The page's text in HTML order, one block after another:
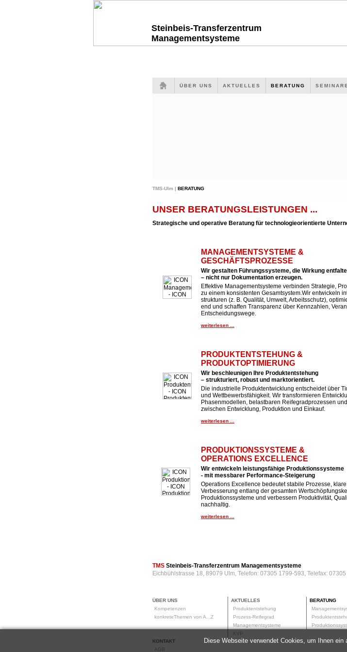
Steinbeis-Transferzentrum
Managementsysteme
ÜBER UNS AKTUELLES BERATUNG
TMS-Ulm | BERATUNG
UNSER BERATUNGSLEISTUNGEN ...
Strategische und operative Beratung für technologieorientierte
MANAGEMENTSYSTEME &
GESCHÄFTSPROZESSE
Wir gestalten Führungssysteme, die Wirkung
– nicht nur Dokumentation erzeugen.
Effektive Managementsysteme verbinden Strategie,
zu einem konsistenten Gesamtsystem.Wir entwickeln
strukturen (z. B. Qualität, Umwelt, Arbeitsschutz),
end und schaffen Transparenz über Kennzahlen,
Entscheidungswege.
weiterlesen ...
PRODUKTENTSTEHUNG &
PRODUKTOPTIMIERUNG
Wir beschleunigen Ihre Produktentstehung
– strukturiert, robust und marktorientiert.
Die industrielle Produktentwicklung entscheidet über
und Wettbewerbsfähigkeit. Wir transformieren
Phasenmodellen, belastbaren Reifegradprozessen
zwischen Entwicklung, Produktion und Einkauf.
weiterlesen ...
PRODUKTIONSSYSTEME &
OPERATIONS EXCELLENCE
Wir entwickeln leistungsfähige Produktionssysteme
- mit messbarer Performance-Steigerung
Operations Excellence bedeutet stabile Prozesse,
Verbesserung entlang der gesamten
Produktionssysteme und verbessern Produktivität,
nachhaltig.
weiterlesen ...
TMS Steinbeis-Transferzentrum Managementsysteme
Eichbühlstrasse 18, 89079 Ulm, Telefon: 07305 1799-593, Telefax:
ÜBER UNS
Kompetenzen
konkreteThemen von A...Z
AKTUELLES
Produktentstehung
Prozess-Reifegrad
Managementsysteme
KVP
BERATUNG
KONTAKT
AGB
Diese Webseite verwendet Cookies, um Ihnen